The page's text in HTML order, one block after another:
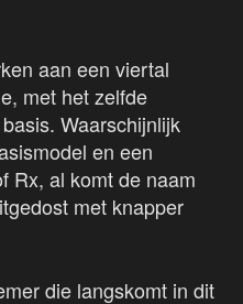
aan een viertal
met het zelfde
Waarschijnlijk
en een
Rx, al komt de naam
met knapper
die langskomt in dit